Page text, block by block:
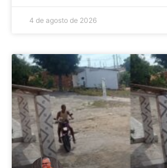
4 de agosto de 2026